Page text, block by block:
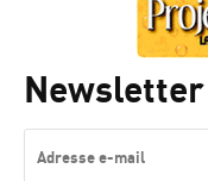
Newsletter